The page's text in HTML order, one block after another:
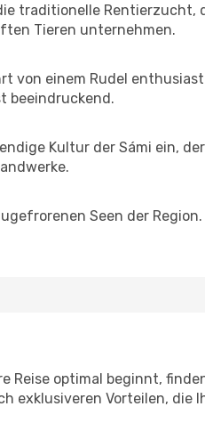
traditionelle Rentierzucht,
Tieren unternehmen.
einem Rudel
beeindruckend.
Kultur der Sámi ein,
Seen der
Reise optimal beginnt,
exklusiveren Vorteilen,